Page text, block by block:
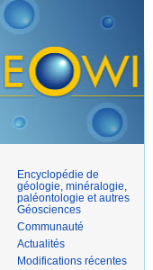
Encyclopédie de
géologie, minéralogie,
paléontologie et autres
Géosciences
Communauté
Actualités
Modifications récentes